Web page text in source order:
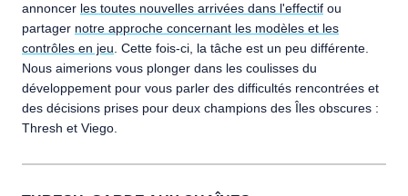
annoncer les toutes nouvelles arrivées dans l'effectif ou
partager notre approche concernant les modèles et les
contrôles en jeu . Cette fois-ci, la tâche est un peu différente.
Nous aimerions vous plonger dans les coulisses du
développement pour vous parler des difficultés rencontrées et
des décisions prises pour deux champions des Îles obscures :
Thresh et Viego.